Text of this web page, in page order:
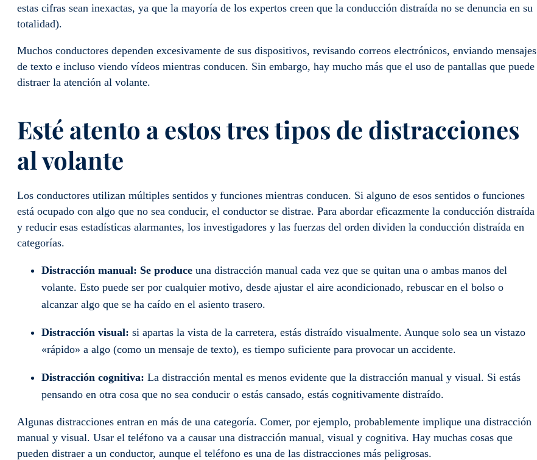
estas cifras sean inexactas, ya que la mayoría de los expertos creen que la conducción distraída no se denuncia en su
totalidad).
Muchos conductores dependen excesivamente de sus dispositivos, revisando correos electrónicos, enviando mensajes
de texto e incluso viendo vídeos mientras conducen. Sin embargo, hay mucho más que el uso de pantallas que puede
distraer la atención al volante.
Esté atento a estos tres tipos de distracciones
al volante
Los conductores utilizan múltiples sentidos y funciones mientras conducen. Si alguno de esos sentidos o funciones
está ocupado con algo que no sea conducir, el conductor se distrae. Para abordar eficazmente la conducción distraída
y reducir esas estadísticas alarmantes, los investigadores y las fuerzas del orden dividen la conducción distraída en
categorías.
Distracción manual: Se produce una distracción manual cada vez que se quitan una o ambas manos del
volante. Esto puede ser por cualquier motivo, desde ajustar el aire acondicionado, rebuscar en el bolso o
alcanzar algo que se ha caído en el asiento trasero.
Distracción visual: si apartas la vista de la carretera, estás distraído visualmente. Aunque solo sea un vistazo
«rápido» a algo (como un mensaje de texto), es tiempo suficiente para provocar un accidente.
Distracción cognitiva: La distracción mental es menos evidente que la distracción manual y visual. Si estás
pensando en otra cosa que no sea conducir o estás cansado, estás cognitivamente distraído.
Algunas distracciones entran en más de una categoría. Comer, por ejemplo, probablemente implique una distracción
manual y visual. Usar el teléfono va a causar una distracción manual, visual y cognitiva. Hay muchas cosas que
pueden distraer a un conductor, aunque el teléfono es una de las distracciones más peligrosas.